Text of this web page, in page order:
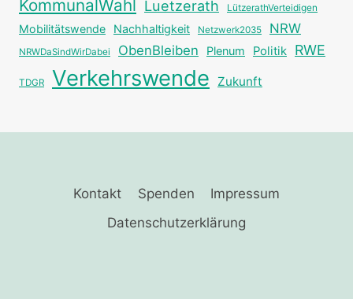
KommunalWahl Luetzerath LützerathVerteidigen
Mobilitätswende Nachhaltigkeit Netzwerk2035 NRW
NRWDaSindWirDabei ObenBleiben Plenum Politik RWE
TDGR Verkehrswende Zukunft
Kontakt Spenden
Impressum
Datenschutzerklärung